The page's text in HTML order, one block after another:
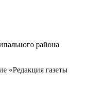
района
«Редакция газеты